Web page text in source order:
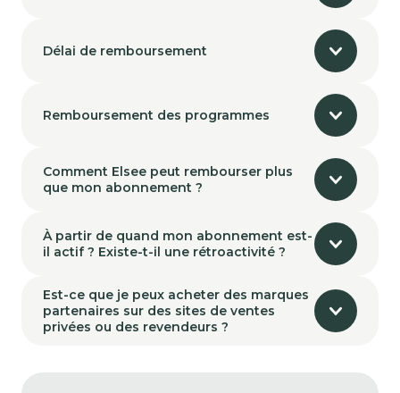
Délai de remboursement
Remboursement des programmes
Comment Elsee peut rembourser plus
que mon abonnement ?
À partir de quand mon abonnement est-
il actif ? Existe-t-il une rétroactivité ?
Est-ce que je peux acheter des marques
partenaires sur des sites de ventes
privées ou des revendeurs ?